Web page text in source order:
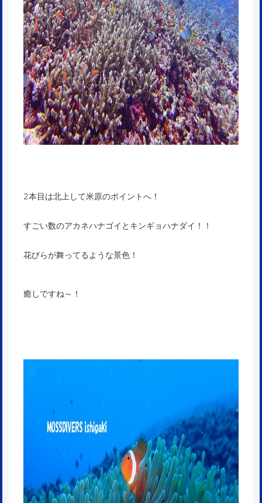
2本目は北上して米原のポイントへ！
すごい数のアカネハナゴイとキンギョハナダイ！！
花びらが舞ってるような景色！
癒しですね～！